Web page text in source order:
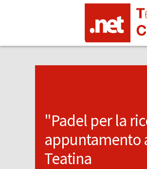
"Padel per la
appuntamento
Teatina